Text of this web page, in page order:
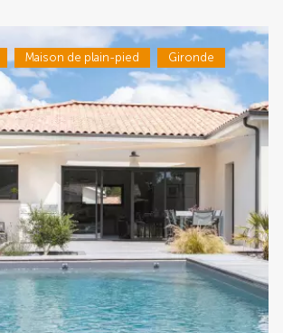
Maison de plain-pied
Gironde